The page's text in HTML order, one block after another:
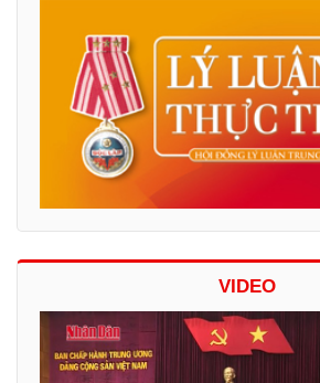
VIDEO